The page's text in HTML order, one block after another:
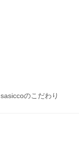
sasiccoのこだわり